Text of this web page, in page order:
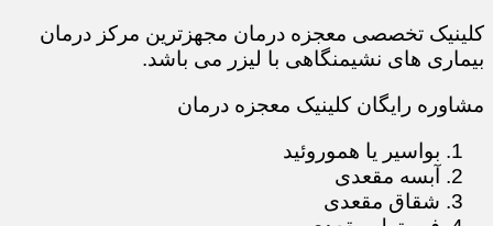
کلینیک تخصصی معجزه درمان مجهزترین مرکز درمان
بیماری های نشیمنگاهی با لیزر می باشد.
مشاوره رایگان کلینیک معجزه درمان
بواسیر یا هموروئید
آبسه مقعدی
شقاق مقعدی